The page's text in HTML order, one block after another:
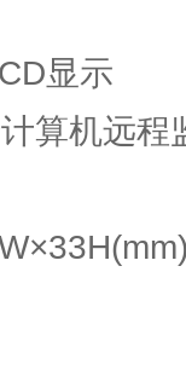
显示
算机远程